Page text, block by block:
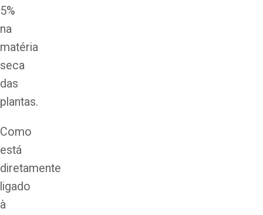
5%
na
matéria
seca
das
plantas.
Como
está
diretamente
ligado
à